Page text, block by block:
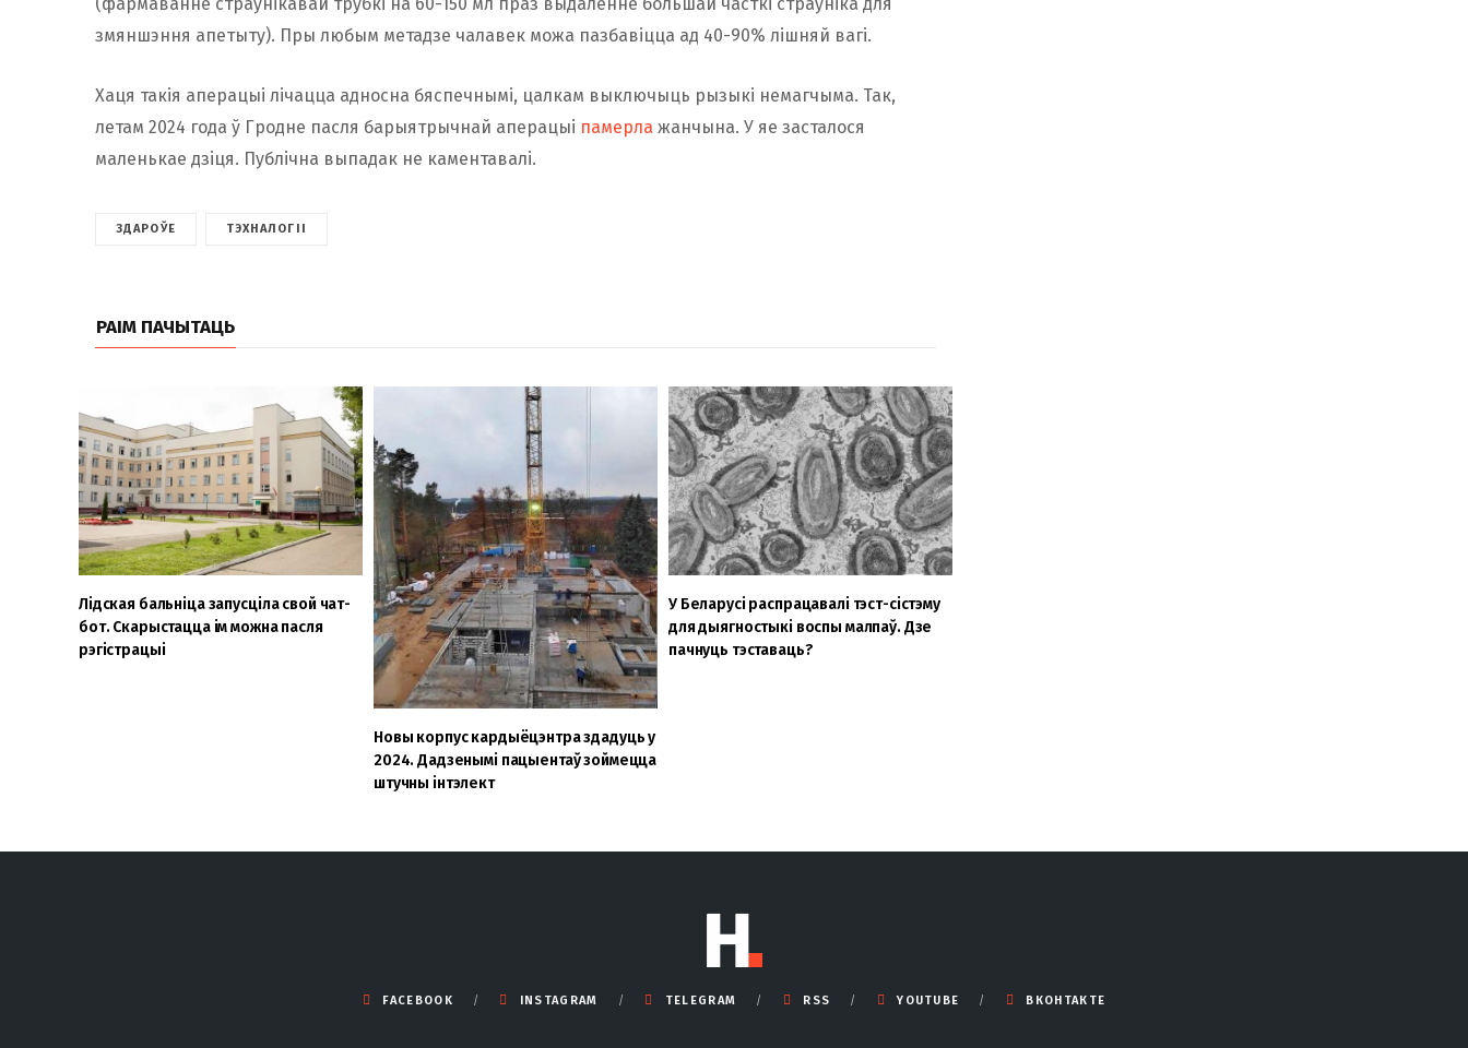
змяншэння апетыту). Пры любым метадзе чалавек можа пазбавіцца ад 40-90% лішняй вагі.
Хаця такія аперацыі лічацца адносна бяспечнымі, цалкам выключыць рызыкі немагчыма. Так,
летам 2024 года ў Гродне пасля барыятрычнай аперацыі памерла жанчына. У яе засталося
маленькае дзіця. Публічна выпадак не каментавалі.
ЗДАРОЎЕ ТЭХНАЛОГІІ
РАІМ ПАЧЫТАЦЬ
Лідская бальніца запусціла свой чат-
бот. Скарыстацца ім можна пасля
рэгістрацыі
Новы корпус кардыёцэнтра здадуць у
2024. Дадзенымі пацыентаў зоймецца
штучны інтэлект
У Беларусі распрацавалі тэст-сістэму
для дыягностыкі воспы малпаў. Дзе
пачнуць тэставаць?
FACEBOOK INSTAGRAM TELEGRAM RSS YOUTUBE ВКОНТАКТЕ